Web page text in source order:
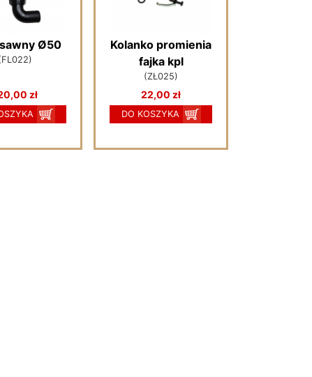
Ø50
zł
Kolanko promienia
fajka kpl
(ZŁ025)
22,00 zł
DO KOSZYKA